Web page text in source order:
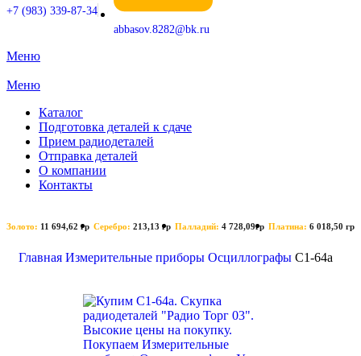
+7 (983) 339-87-34
abbasov.8282@bk.ru
Меню
Меню
Каталог
Подготовка деталей к сдаче
Прием радиодеталей
Отправка деталей
О компании
Контакты
Золото: 11 694,62 гр Серебро: 213,13 гр Палладий: 4 728,09гр Платина: 6 018,50 гр
Поиск
Главная Измерительные приборы Осциллографы C1-64а